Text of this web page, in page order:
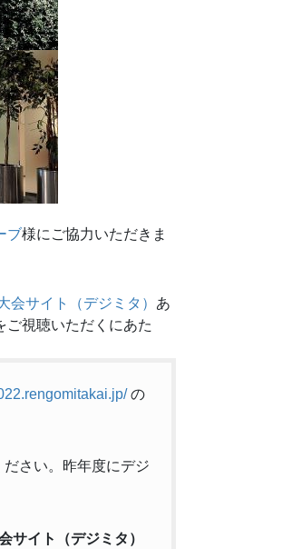
ブ様にご協力いただきま
会サイト（デジミタ） あ
ご視聴いただくにあた
の
ださい。昨年度にデジ
イト（デジミタ）